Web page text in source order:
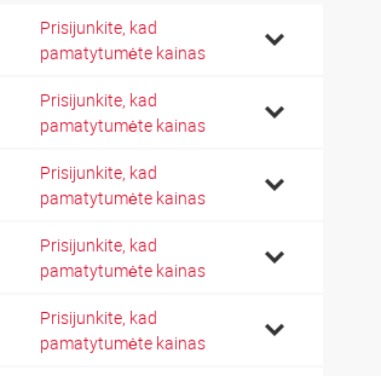
Prisijunkite, kad
pamatytumėte kainas
Prisijunkite, kad
pamatytumėte kainas
Prisijunkite, kad
pamatytumėte kainas
Prisijunkite, kad
pamatytumėte kainas
Prisijunkite, kad
pamatytumėte kainas